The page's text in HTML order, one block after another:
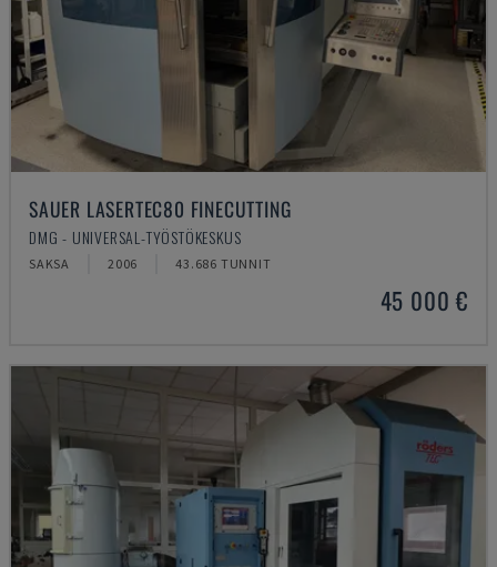
SAUER LASERTEC80 FINECUTTING
DMG - UNIVERSAL-TYÖSTÖKESKUS
SAKSA 2006 43.686 TUNNIT
45 000 €